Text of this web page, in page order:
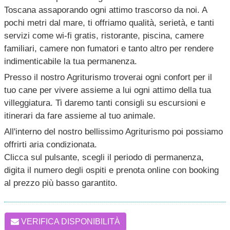
Toscana assaporando ogni attimo trascorso da noi. A
pochi metri dal mare, ti offriamo qualità, serietà, e tanti
servizi come wi-fi gratis, ristorante, piscina, camere
familiari, camere non fumatori e tanto altro per rendere
indimenticabile la tua permanenza.
Presso il nostro Agriturismo troverai ogni confort per il
tuo cane per vivere assieme a lui ogni attimo della tua
villeggiatura. Ti daremo tanti consigli su escursioni e
itinerari da fare assieme al tuo animale.
All'interno del nostro bellissimo Agriturismo poi possiamo
offrirti aria condizionata.
Clicca sul pulsante, scegli il periodo di permanenza,
digita il numero degli ospiti e prenota online con booking
al prezzo più basso garantito.
VERIFICA DISPONIBILITÀ